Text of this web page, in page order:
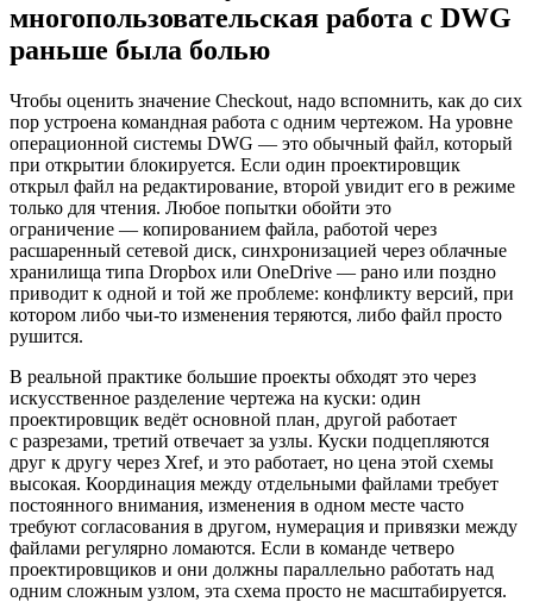
многопользовательская работа с DWG
раньше была болью
Чтобы оценить значение Checkout, надо вспомнить, как до сих
пор устроена командная работа с одним чертежом. На уровне
операционной системы DWG — это обычный файл, который
при открытии блокируется. Если один проектировщик
открыл файл на редактирование, второй увидит его в режиме
только для чтения. Любое попытки обойти это
ограничение — копированием файла, работой через
расшаренный сетевой диск, синхронизацией через облачные
хранилища типа Dropbox или OneDrive — рано или поздно
приводит к одной и той же проблеме: конфликту версий, при
котором либо чьи-то изменения теряются, либо файл просто
рушится.
В реальной практике большие проекты обходят это через
искусственное разделение чертежа на куски: один
проектировщик ведёт основной план, другой работает
с разрезами, третий отвечает за узлы. Куски подцепляются
друг к другу через Xref, и это работает, но цена этой схемы
высокая. Координация между отдельными файлами требует
постоянного внимания, изменения в одном месте часто
требуют согласования в другом, нумерация и привязки между
файлами регулярно ломаются. Если в команде четверо
проектировщиков и они должны параллельно работать над
одним сложным узлом, эта схема просто не масштабируется.